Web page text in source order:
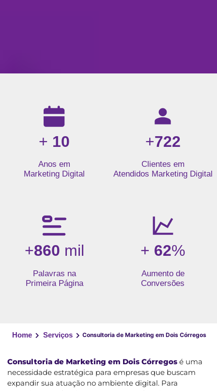
Resultados da nossa agência de marketing digital: mais
+ 10
Anos em
Marketing Digital
+722
Clientes em
Atendidos Marketing Digital
+860 mil
Palavras na
Primeira Página
+ 62%
Aumento de
Conversões
Home Serviços Consultoria de Marketing em Dois Córregos
Consultoria de Marketing em Dois Córregos é uma
necessidade estratégica para empresas que buscam
expandir sua atuação no ambiente digital. Para